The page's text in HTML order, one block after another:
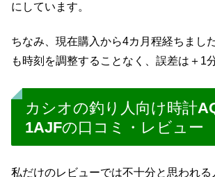
にしています。
ちなみ、現在購入から4カ月程経ちまし
も時刻を調整することなく、誤差は＋1
カシオの釣り人向け時計
1AJFの口コミ・レビュー
私だけのレビューでは不十分と思われる